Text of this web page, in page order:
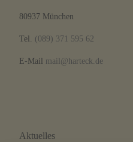
80937 München
Tel. (089) 371 595 62
E-Mail mail@harteck.de
Aktuelles